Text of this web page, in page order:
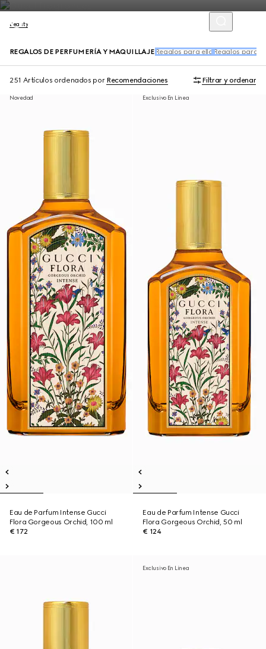
Beauty
REGALOS DE PERFUMERÍA Y MAQUILLAJE Regalos para ella Regalos para él
251 Artículos ordenados por Recomendaciones Filtrar y ordenar
Novedad
Eau de Parfum Intense Gucci
Flora Gorgeous Orchid, 100 ml
€ 172
Exclusivo En Línea
Eau de Parfum Intense Gucci
Flora Gorgeous Orchid, 50 ml
€ 124
Exclusivo En Línea